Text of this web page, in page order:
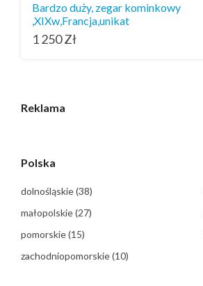
Bardzo duży, zegar kominkowy
,XIXw,Francja,unikat
1 250Zł
Reklama
Polska
dolnośląskie(38)
małopolskie(27)
pomorskie(15)
zachodniopomorskie(10)